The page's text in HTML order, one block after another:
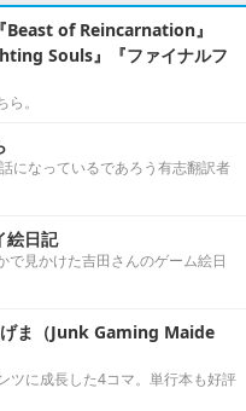
Beast of Reincarnation』
Souls』『ファイナルフ
。
になっているであろう有志翻訳者
絵日記
で見かけた吉田さんのゲーム絵日
げま（Junk Gaming Maide
ツに成長した4コマ。単行本も好評